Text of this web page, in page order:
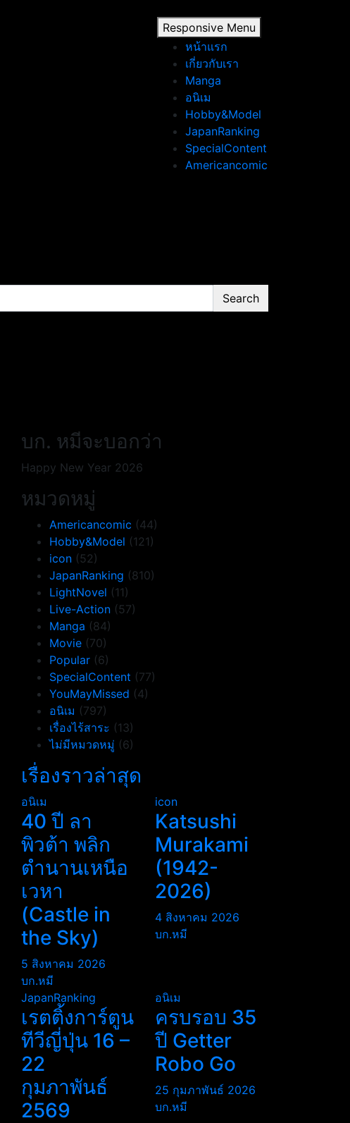
Responsive Menu
หน้าแรก
เกี่ยวกับเรา
Manga
อนิเม
Hobby&Model
JapanRanking
SpecialContent
Americancomic
Search
บก. หมีจะบอกว่า
Happy New Year 2026
หมวดหมู่
Americancomic (44)
Hobby&Model (121)
icon (52)
JapanRanking (810)
LightNovel (11)
Live-Action (57)
Manga (84)
Movie (70)
Popular (6)
SpecialContent (77)
YouMayMissed (4)
อนิเม (797)
เรื่องไร้สาระ (13)
ไม่มีหมวดหมู่ (6)
เรื่องราวล่าสุด
อนิเม
40 ปี ลา
พิวต้า พลิก
ตำนานเหนือ
เวหา
(Castle in
the Sky)
5 สิงหาคม 2026
บก.หมี
icon
Katsushi
Murakami
(1942-
2026)
4 สิงหาคม 2026
บก.หมี
JapanRanking
เรตติ้งการ์ตูน
ทีวีญี่ปุ่น 16 –
22
กุมภาพันธ์
2569
อนิเม
ครบรอบ 35
ปี Getter
Robo Go
25 กุมภาพันธ์ 2026
บก.หมี